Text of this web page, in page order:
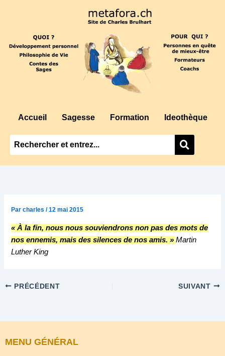
Accueil Sagesse Formation Ideothèque
Parcharles/12 mai 2015
« À la fin, nous nous souviendrons non pas des mots de
nos ennemis, mais des silences de nos amis. »Martin
Luther King
PRÉCÉDENT SUIVANT
MENU GÉNÉRAL